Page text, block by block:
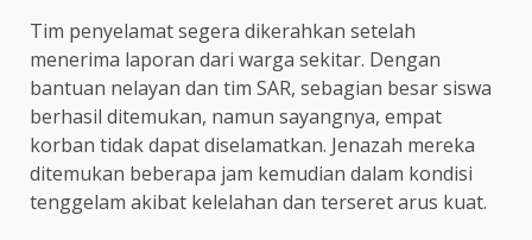
Tim penyelamat segera dikerahkan setelah
menerima laporan dari warga sekitar. Dengan
bantuan nelayan dan tim SAR, sebagian besar siswa
berhasil ditemukan, namun sayangnya, empat
korban tidak dapat diselamatkan. Jenazah mereka
ditemukan beberapa jam kemudian dalam kondisi
tenggelam akibat kelelahan dan terseret arus kuat.